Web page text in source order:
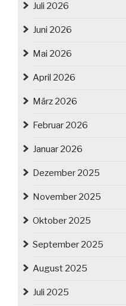
Juli 2026
Juni 2026
Mai 2026
April 2026
März 2026
Februar 2026
Januar 2026
Dezember 2025
November 2025
Oktober 2025
September 2025
August 2025
Juli 2025